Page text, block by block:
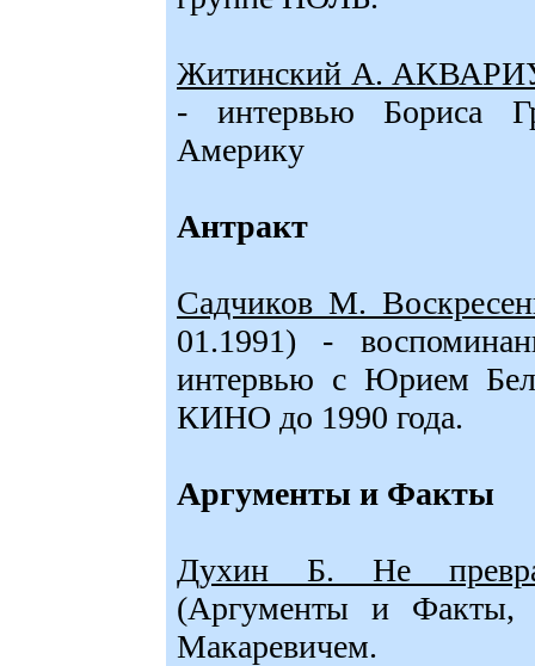
Житинский А.
- интервью Бориса
Америку
Антракт
Садчиков М.
01.1991) -
интервью с Юрием
КИНО до 1990 года.
Аргументы и Факты
Духин Б. Не
(Аргументы и Факты,
Макаревичем.